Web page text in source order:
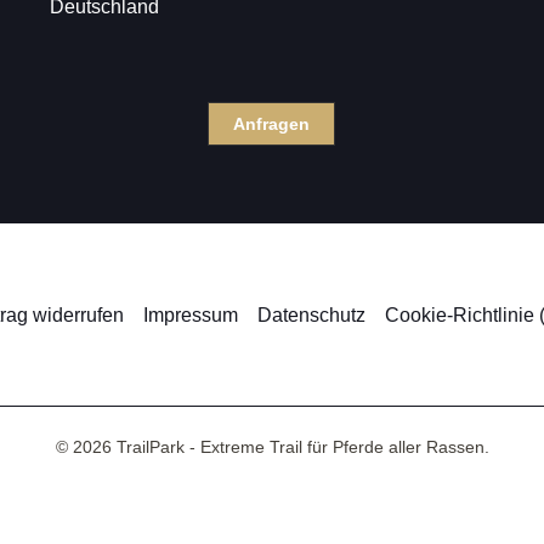
Deutschland
Anfragen
widerrufen Impressum Datenschutz Cookie-Richtlinie
© 2026 TrailPark - Extreme Trail für Pferde aller Rassen.